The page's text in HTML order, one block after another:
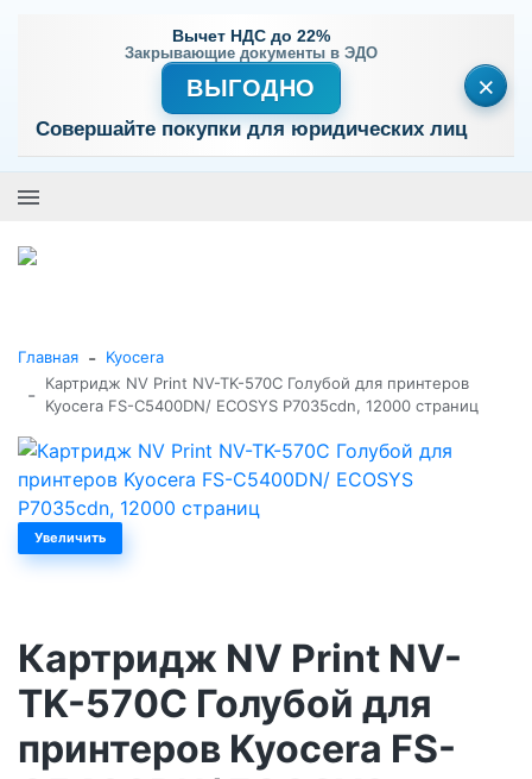
Вычет НДС до 22%
Закрывающие документы в ЭДО
ВЫГОДНО
Совершайте покупки для юридических лиц
×
Главная - Kyocera
-
Картридж NV Print NV-TK-570C Голубой для принтеров
Kyocera FS-C5400DN/ ECOSYS P7035cdn, 12000 страниц
Увеличить
Картридж NV Print NV-
TK-570C Голубой для
принтеров Kyocera FS-